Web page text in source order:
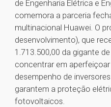
de Engenharia Elétrica e
comemora a parceria
multinacional Huawei. O
desenvolvimento), que
1.713.500,00 da gigante
concentrar em
desempenho de
garantem a proteção
fotovoltaicos.